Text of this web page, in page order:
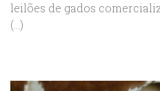
leilões de gados
(...)